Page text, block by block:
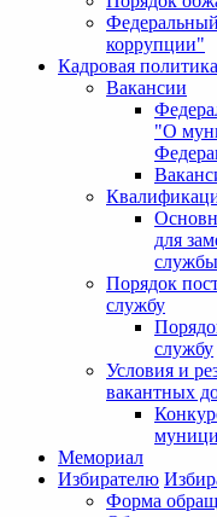
коррупции"
Кадровая политика
Вакансии
"О
для
службы
Порядок
службу
службу
Условия и
вакантных
Мемориал
Избирателю
Форма